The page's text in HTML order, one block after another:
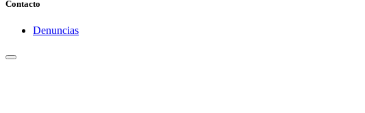
Contacto
Denuncias